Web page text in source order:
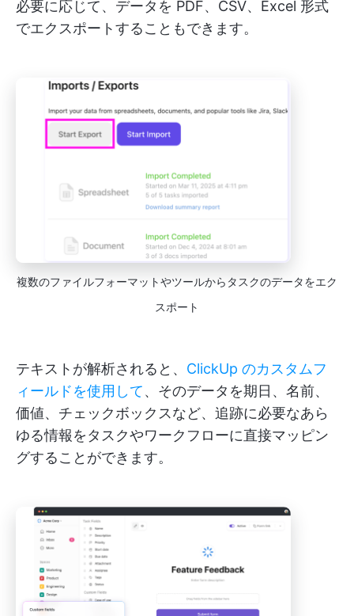
必要に応じて、データを PDF、CSV、Excel 形式
でエクスポートすることもできます。
複数のファイルフォーマットやツールからタスクのデータをエク
スポート
テキストが解析されると、 ClickUp のカスタムフ
ィールドを使用して、そのデータを期日、名前、
価値、チェックボックスなど、追跡に必要なあら
ゆる情報をタスクやワークフローに直接マッピン
グすることができます。